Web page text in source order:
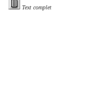
Text complet